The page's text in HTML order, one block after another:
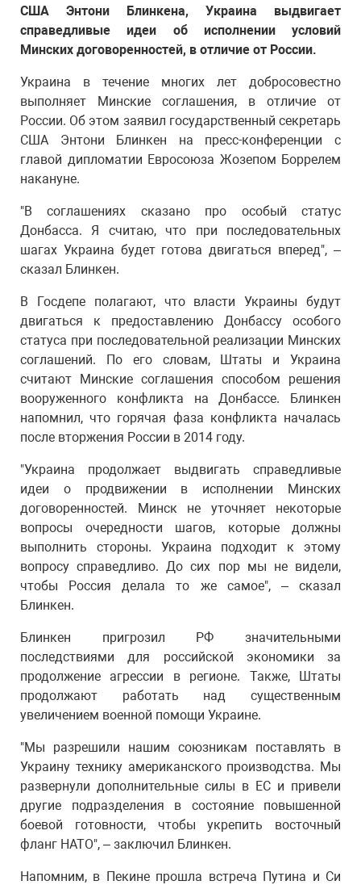
США Энтони Блинкена, Украина выдвигает
справедливые идеи об исполнении условий
Минских договоренностей, в отличие от России.
Украина в течение многих лет добросовестно
выполняет Минские соглашения, в отличие от
России. Об этом заявил государственный секретарь
США Энтони Блинкен на пресс-конференции с
главой дипломатии Евросоюза Жозепом Боррелем
накануне.
"В соглашениях сказано про особый статус
Донбасса. Я считаю, что при последовательных
шагах Украина будет готова двигаться вперед", –
сказал Блинкен.
В Госдепе полагают, что власти Украины будут
двигаться к предоставлению Донбассу особого
статуса при последовательной реализации Минских
соглашений. По его словам, Штаты и Украина
считают Минские соглашения способом решения
вооруженного конфликта на Донбассе. Блинкен
напомнил, что горячая фаза конфликта началась
после вторжения России в 2014 году.
"Украина продолжает выдвигать справедливые
идеи о продвижении в исполнении Минских
договоренностей. Минск не уточняет некоторые
вопросы очередности шагов, которые должны
выполнить стороны. Украина подходит к этому
вопросу справедливо. До сих пор мы не видели,
чтобы Россия делала то же самое", – сказал
Блинкен.
Блинкен пригрозил РФ значительными
последствиями для российской экономики за
продолжение агрессии в регионе. Также, Штаты
продолжают работать над существенным
увеличением военной помощи Украине.
"Мы разрешили нашим союзникам поставлять в
Украину технику американского производства. Мы
развернули дополнительные силы в ЕС и привели
другие подразделения в состояние повышенной
боевой готовности, чтобы укрепить восточный
фланг НАТО", – заключил Блинкен.
Напомним, в Пекине прошла встреча Путина и Си